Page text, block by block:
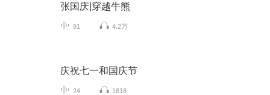
张国庆|穿越牛熊
91 4.2万
庆祝七一和国庆节
24 1818